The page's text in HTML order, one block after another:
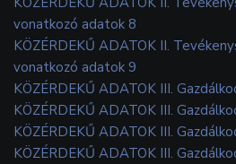
vonatkozó adatok 8
KÖZÉRDEKŰ ADATOK II.
vonatkozó adatok 9
KÖZÉRDEKŰ ADATOK III.
KÖZÉRDEKŰ ADATOK III.
KÖZÉRDEKŰ ADATOK III.
KÖZÉRDEKŰ ADATOK III.